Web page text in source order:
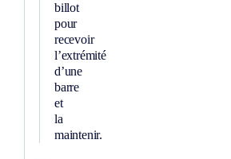
billot
pour
recevoir
l’extrémité
d’une
barre
et
la
maintenir.